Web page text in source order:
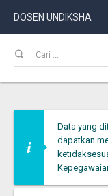
DOSEN UNDIKSHA
Data yang
dapatkan